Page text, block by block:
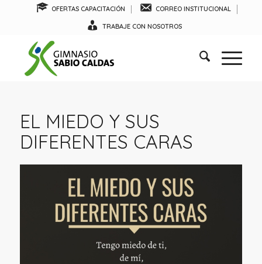
OFERTAS CAPACITACIÓN CORREO INSTITUCIONAL
TRABAJE CON NOSOTROS
EL MIEDO Y SUS
DIFERENTES CARAS